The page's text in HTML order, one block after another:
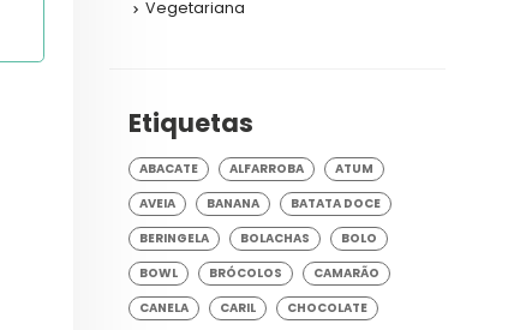
Vegetariana
Etiquetas
ABACATE ALFARROBA
ATUM
AVEIA
BANANA
BATATA DOCE
BERINGELA
BOLACHAS
BOLO
BOWL
BRÓCOLOS
CAMARÃO
CANELA
CARIL
CHOCOLATE